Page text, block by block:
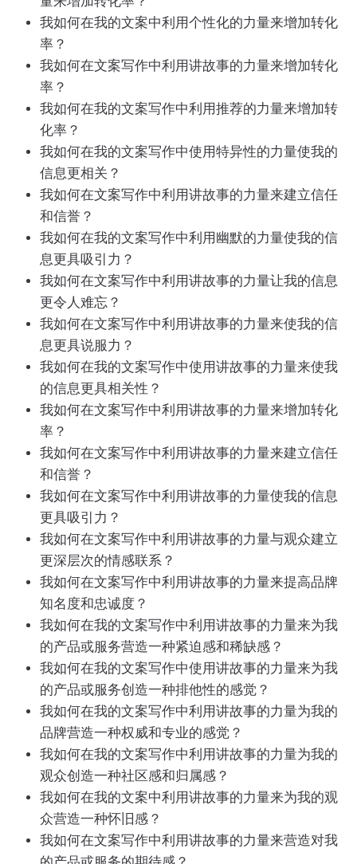
我如何在我的文案中利用个性化的力量来增加转化
率？
我如何在文案写作中利用讲故事的力量来增加转化
率？
我如何在我的文案写作中利用推荐的力量来增加转
化率？
我如何在我的文案写作中使用特异性的力量使我的
信息更相关？
我如何在文案写作中利用讲故事的力量来建立信任
和信誉？
我如何在我的文案写作中利用幽默的力量使我的信
息更具吸引力？
我如何在文案写作中利用讲故事的力量让我的信息
更令人难忘？
我如何在文案写作中利用讲故事的力量来使我的信
息更具说服力？
我如何在我的文案写作中使用讲故事的力量来使我
的信息更具相关性？
我如何在文案写作中利用讲故事的力量来增加转化
率？
我如何在文案写作中利用讲故事的力量来建立信任
和信誉？
我如何在文案写作中利用讲故事的力量使我的信息
更具吸引力？
我如何在文案写作中利用讲故事的力量与观众建立
更深层次的情感联系？
我如何在文案写作中利用讲故事的力量来提高品牌
知名度和忠诚度？
我如何在我的文案写作中利用讲故事的力量来为我
的产品或服务营造一种紧迫感和稀缺感？
我如何在我的文案写作中使用讲故事的力量来为我
的产品或服务创造一种排他性的感觉？
我如何在我的文案写作中利用讲故事的力量为我的
品牌营造一种权威和专业的感觉？
我如何在我的文案写作中利用讲故事的力量为我的
观众创造一种社区感和归属感？
我如何在我的文案中利用讲故事的力量来为我的观
众营造一种怀旧感？
我如何在文案写作中利用讲故事的力量来营造对我